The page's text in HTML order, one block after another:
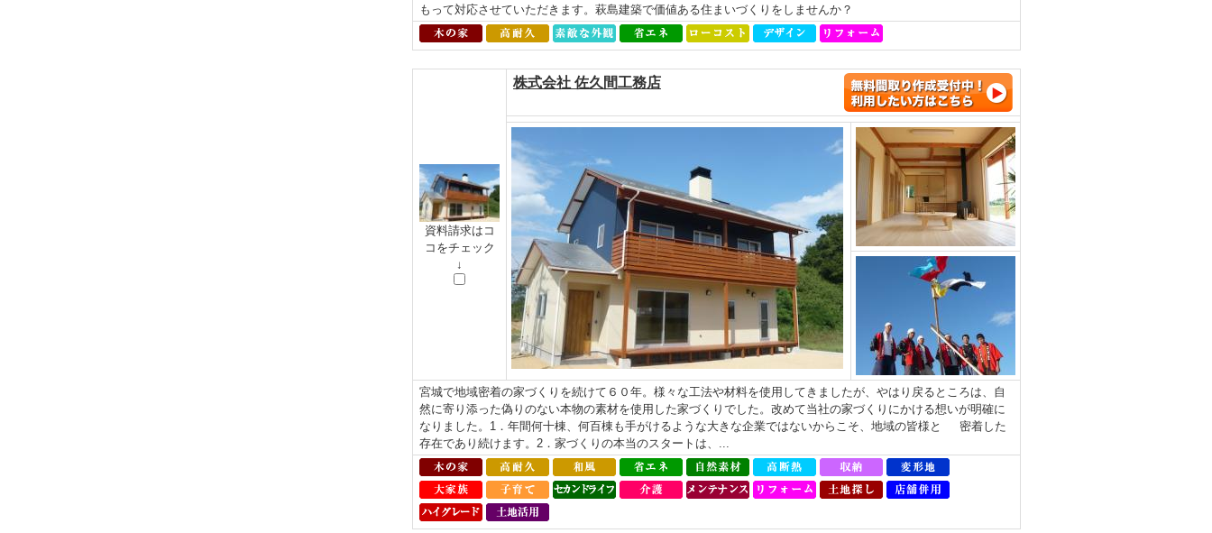
もって対応させていただきます。萩島建築で価値ある住まいづくりをしませんか？
資料請求はコ
コをチェック
↓
株式会社 佐久間工務店
宮城で地域密着の家づくりを続けて６０年。様々な工法や材料を使用してきましたが、やはり戻るところは、自
然に寄り添った偽りのない本物の素材を使用した家づくりでした。改めて当社の家づくりにかける想いが明確に
なりました。1．年間何十棟、何百棟も手がけるような大きな企業ではないからこそ、地域の皆様と 密着した
存在であり続けます。2．家づくりの本当のスタートは、...